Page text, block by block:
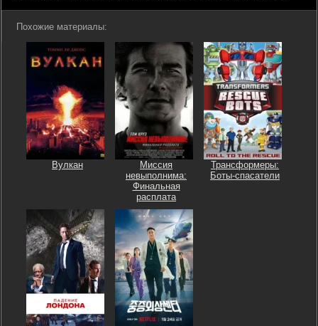
Похожие материалы:
Вулкан
Миссия
невыполнима:
Финальная
расплата
Трансформеры:
Боты-спасатели